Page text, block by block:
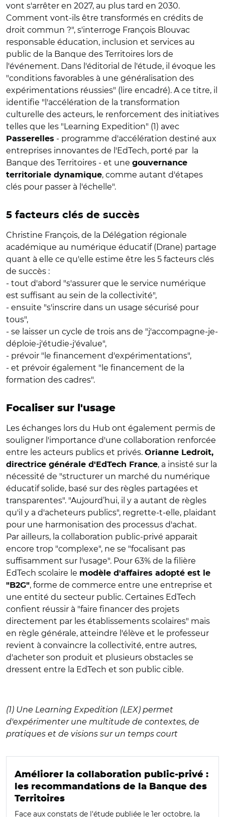
vont s'arrêter en 2027, au plus tard en 2030.
Comment vont-ils être transformés en crédits de
droit commun ?", s'interroge François Blouvac
responsable éducation, inclusion et services au
public de la Banque des Territoires lors de
l'événement. Dans l'éditorial de l'étude, il évoque les
"conditions favorables à une généralisation des
expérimentations réussies" (lire encadré). A ce titre, il
identifie "l'accélération de la transformation
culturelle des acteurs, le renforcement des initiatives
telles que les "Learning Expedition" (1) avec
Passerelles - programme d'accélération destiné aux
entreprises innovantes de l'EdTech, porté par la
Banque des Territoires - et une gouvernance
territoriale dynamique, comme autant d'étapes
clés pour passer à l'échelle".
5 facteurs clés de succès
Christine François, de la Délégation régionale
académique au numérique éducatif (Drane) partage
quant à elle ce qu'elle estime être les 5 facteurs clés
de succès :
- tout d'abord "s'assurer que le service numérique
est suffisant au sein de la collectivité",
- ensuite "s'inscrire dans un usage sécurisé pour
tous",
- se laisser un cycle de trois ans de "j'accompagne-je-
déploie-j'étudie-j'évalue",
- prévoir "le financement d'expérimentations",
- et prévoir également "le financement de la
formation des cadres".
Focaliser sur l'usage
Les échanges lors du Hub ont également permis de
souligner l'importance d'une collaboration renforcée
entre les acteurs publics et privés. Orianne Ledroit,
directrice générale d'EdTech France, a insisté sur la
nécessité de "structurer un marché du numérique
éducatif solide, basé sur des règles partagées et
transparentes". "Aujourd’hui, il y a autant de règles
qu'il y a d'acheteurs publics", regrette-t-elle, plaidant
pour une harmonisation des processus d'achat.
Par ailleurs, la collaboration public-privé apparait
encore trop "complexe", ne se "focalisant pas
suffisamment sur l'usage". Pour 63% de la filière
EdTech scolaire le modèle d'affaires adopté est le
"B2G", forme de commerce entre une entreprise et
une entité du secteur public. Certaines EdTech
confient réussir à "faire financer des projets
directement par les établissements scolaires" mais
en règle générale, atteindre l'élève et le professeur
revient à convaincre la collectivité, entre autres,
d'acheter son produit et plusieurs obstacles se
dressent entre la EdTech et son public cible.
(1) Une Learning Expedition (LEX) permet
d'expérimenter une multitude de contextes, de
pratiques et de visions sur un temps court
Améliorer la collaboration public-privé :
les recommandations de la Banque des
Territoires
Face aux constats de l'étude publiée le 1er octobre, la